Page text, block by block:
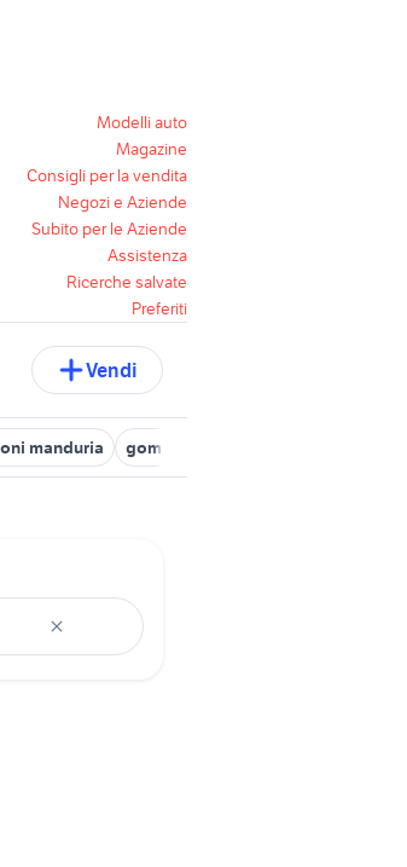
Modelli auto
Magazine
Consigli per la vendita
Negozi e Aziende
Subito per le Aziende
Assistenza
Ricerche salvate
Preferiti
Vendi
manduria gommone nautica Barletta Andria